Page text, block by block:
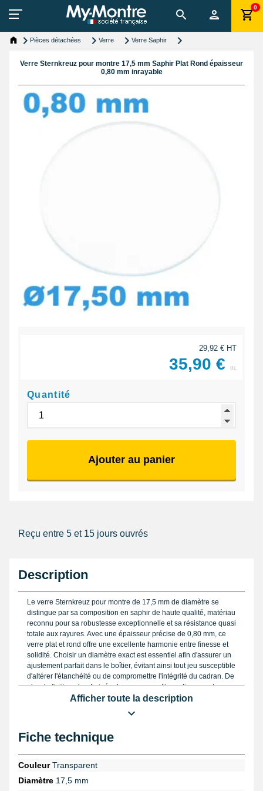
0
Pièces détachées Verre Verre Saphir
Verre Sternkreuz pour montre 17,5 mm Saphir Plat Rond épaisseur
0,80 mm inrayable
29,92 € HT
35,90 € ttc
Quantité
Ajouter au panier
Reçu entre 5 et 15 jours ouvrés
Description
Le verre Sternkreuz pour montre de 17,5 mm de diamètre se
distingue par sa composition en saphir de haute qualité, matériau
reconnu pour sa robustesse exceptionnelle et sa résistance quasi
totale aux rayures. Avec une épaisseur précise de 0,80 mm, ce
verre plat et rond offre une excellente harmonie entre finesse et
solidité. Choisir un diamètre exact est essentiel afin d'assurer un
ajustement parfait dans le boîtier, évitant ainsi tout jeu susceptible
d'altérer l'étanchéité ou de compromettre l'intégrité du cadran. De
plus, la finition chanfreinée du verre garantit un alignement
impeccable avec la carrure de la montre, renforçant son
efficacement le cadran contre les chocs et les entailles, apportant
bénéfique autant pour les collectionneurs que pour les
professionnels. Ce produit est compatible avec des montres de
Afficher toute la description
Fiche technique
CouleurTransparent
Diamètre 17,5 mm